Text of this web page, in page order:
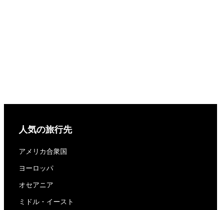
人気の旅行先
アメリカ合衆国
ヨーロッパ
オセアニア
ミドル・イースト